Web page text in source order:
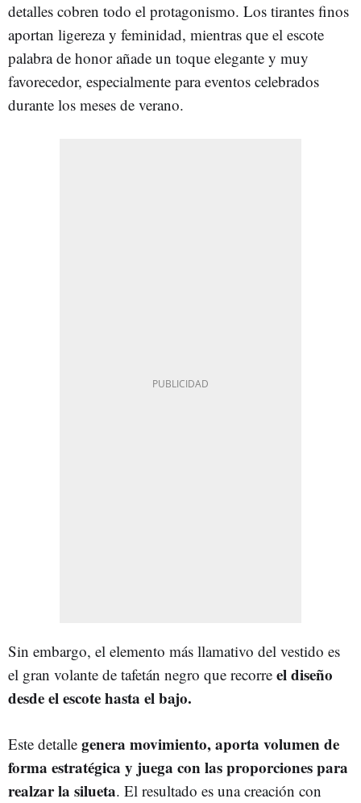
detalles cobren todo el protagonismo. Los tirantes finos
aportan ligereza y feminidad, mientras que el escote
palabra de honor añade un toque elegante y muy
favorecedor, especialmente para eventos celebrados
durante los meses de verano.
Sin embargo, el elemento más llamativo del vestido es
el gran volante de tafetán negro que recorre el diseño
desde el escote hasta el bajo.
Este detalle genera movimiento, aporta volumen de
forma estratégica y juega con las proporciones para
realzar la silueta. El resultado es una creación con